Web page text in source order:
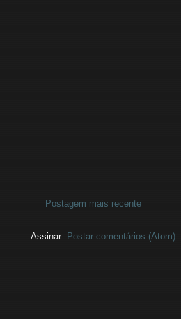
Postagem mais recente
Assinar: Postar comentários (Atom)